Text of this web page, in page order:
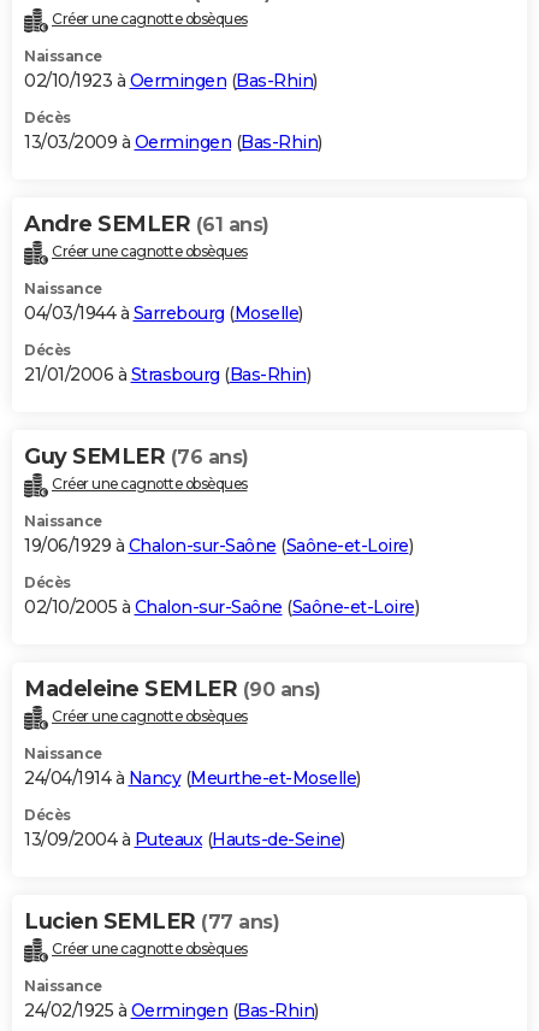
Créer une cagnotte obsèques
Naissance
02/10/1923 à Oermingen (Bas-Rhin)
Décès
13/03/2009 à Oermingen (Bas-Rhin)
Andre SEMLER (61 ans)
Créer une cagnotte obsèques
Naissance
04/03/1944 à Sarrebourg (Moselle)
Décès
21/01/2006 à Strasbourg (Bas-Rhin)
Guy SEMLER (76 ans)
Créer une cagnotte obsèques
Naissance
19/06/1929 à Chalon-sur-Saône (Saône-et-Loire)
Décès
02/10/2005 à Chalon-sur-Saône (Saône-et-Loire)
Madeleine SEMLER (90 ans)
Créer une cagnotte obsèques
Naissance
24/04/1914 à Nancy(Meurthe-et-Moselle)
Décès
13/09/2004 à Puteaux(Hauts-de-Seine)
Lucien SEMLER (77 ans)
Créer une cagnotte obsèques
Naissance
24/02/1925 à Oermingen (Bas-Rhin)